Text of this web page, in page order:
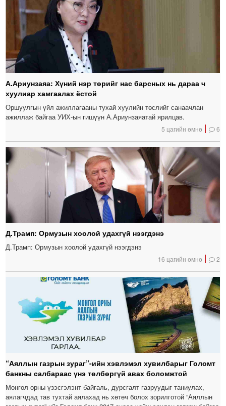
А.Ариунзаяа: Хүний нэр төрийг нас барсных нь дараа ч
хуулиар хамгаалах ёстой
Оршуулгын үйл ажиллагааны тухай хуулийн төслийг санаачлан
ажиллаж байгаа УИХ-ын гишүүн А.Ариунзаяатай ярилцав.
5 цагийн өмнө 6
Д.Трамп: Ормузын хоолой удахгүй нээгдэнэ
Д.Трамп: Ормузын хоолой удахгүй нээгдэнэ
16 цагийн өмнө 2
“Аяллын газрын зураг”-ийн хэвлэмэл хувилбарыг Голомт
банкны салбараас үнэ төлбөргүй авах боломжтой
Монгол орны үзэсгэлэнт байгаль, дурсгалт газруудыг таниулах,
аялагчдад тав тухтай аялахад нь хөтөч болох зорилготой “Аяллын